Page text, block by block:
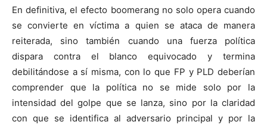
En definitiva, el efecto boomerang no solo opera cuando
se convierte en víctima a quien se ataca de manera
reiterada, sino también cuando una fuerza política
dispara contra el blanco equivocado y termina
debilitándose a sí misma, con lo que FP y PLD deberían
comprender que la política no se mide solo por la
intensidad del golpe que se lanza, sino por la claridad
con que se identifica al adversario principal y por la